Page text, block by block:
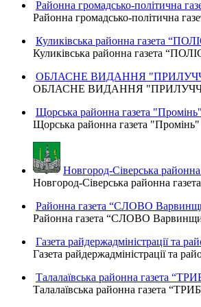
Районна громадсько-політична
Районна громадсько-політична
Куликівська районна газета
Куликівська районна газета
ОБЛАСНЕ ВИДАННЯ
ОБЛАСНЕ ВИДАННЯ
Щорська районна газета "Промінь"
Щорська районна газета "Промінь"
Новгород-Сіверська
Новгород-Сіверська районна
Районна газета “СЛОВО
Районна газета “СЛОВО
Газета райдержадміністрації та
Газета райдержадміністрації та
Талалаївська районна газета
Талалаївська районна газета